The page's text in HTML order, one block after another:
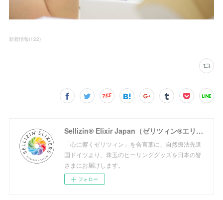
新着情報(122)
Sellizin® Elixir Japan（ゼリツィン®エリクサージャパン公式サイト）
「心に響くゼリツィン」を合言葉に、自然療法先進
国ドイツより、珠玉のヒーリンググッズを日本の皆
さまにお届けします。
フォロー